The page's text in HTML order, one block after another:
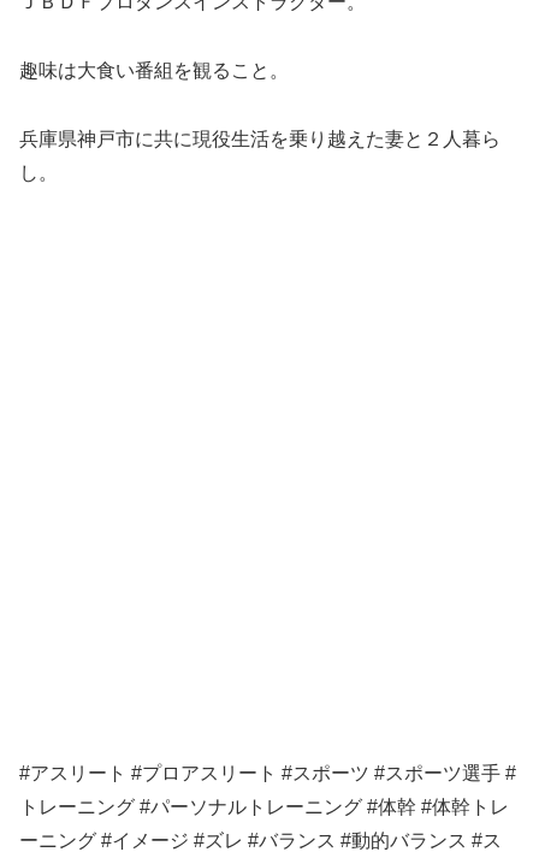
趣味は大食い番組を観ること。
兵庫県神戸市に共に現役生活を乗り越えた妻と２人暮ら
し。
#アスリート #プロアスリート #スポーツ #スポーツ選手 #
トレーニング #パーソナルトレーニング #体幹 #体幹トレ
ーニング #イメージ #ズレ #バランス #動的バランス #ス